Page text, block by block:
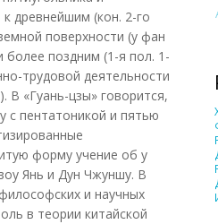
древнейшим (кон. 2-го
поверхности (у фан
поздним (1-я пол. 1-
трудовой деятельности
«Гуань-цзы» говорится,
с пентатоникой и пятью
форму учение об у
Янь и Дун Чжуншу. В
и научных
в теории китайской